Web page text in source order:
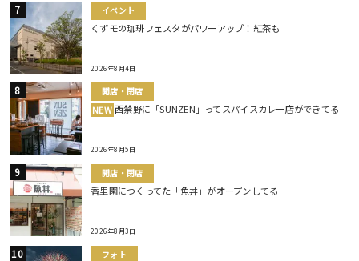
イベント
くずモの珈琲フェスタがパワーアップ！紅茶も
2026年8月4日
開店・閉店
NEW 西禁野に「SUNZEN」ってスパイスカレー店ができてる
2026年8月5日
開店・閉店
香里園につくってた「魚丼」がオープンしてる
2026年8月3日
フォト